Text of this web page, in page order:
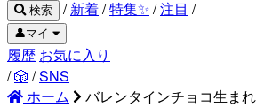
検索 / 新着/特集✨ /注目 /
👤マイ
履歴 お気に入り
/🎲 /SNS
ホーム
バレンタインチョコ生ま